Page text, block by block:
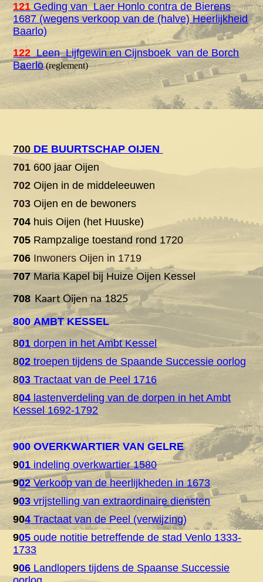
121 Geding van Laer Honlo contra de Bierens
1687 (wegens verkoop van de (halve) Heerlijkheid
Baarlo)
122Leen Lijfgewin en Cijnsboek van de Borch
Baerlo(reglement)
700 DE BUURTSCHAP OIJEN
701 600 jaar Oijen
702 Oijen in de middeleeuwen
703 Oijen en de bewoners
704 huis Oijen (het Huuske)
705 Rampzalige toestand rond 1720
706 Inwoners Oijen in 1719
707 Maria Kapel bij Huize Oijen Kessel
708 Kaart Oijen na 1825
800 AMBT KESSEL
801 dorpen in het Ambt Kessel
802 troepen tijdens de Spaande Successie oorlog
803 Tractaat van de Peel 1716
804 lastenverdeling van de dorpen in het Ambt
Kessel 1692-1792
900 OVERKWARTIER VAN GELRE
901 indeling overkwartier 1580
902Verkoop van de heerlijkheden in 1673
903 vrijstelling van extraordinaire diensten
904 Tractaat van de Peel (verwijzing)
905 oude notitie betreffende de stad Venlo 1333-
1733
906 Landlopers tijdens de Spaanse Successie